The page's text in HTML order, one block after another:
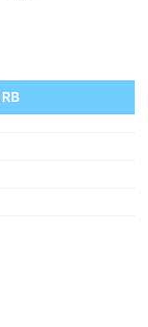
Menge